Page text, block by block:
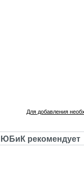
Для добавления
ЮБиК рекомендует